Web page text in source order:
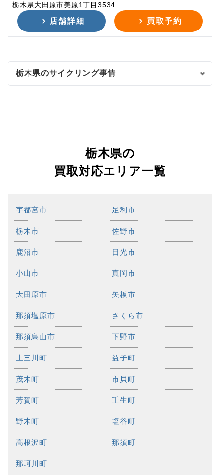
栃木県大田原市美原1丁目3534
店舗詳細 買取予約
栃木県のサイクリング事情
栃木県の
買取対応エリア一覧
宇都宮市 足利市
栃木市 佐野市
鹿沼市 日光市
小山市 真岡市
大田原市 矢板市
那須塩原市 さくら市
那須烏山市 下野市
上三川町 益子町
茂木町 市貝町
芳賀町 壬生町
野木町 塩谷町
高根沢町 那須町
那珂川町